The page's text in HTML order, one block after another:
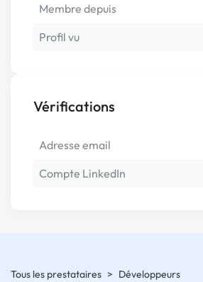
Membre depuis
Profil vu
Vérifications
Adresse email
Compte LinkedIn
Tous les prestataires > Développeurs